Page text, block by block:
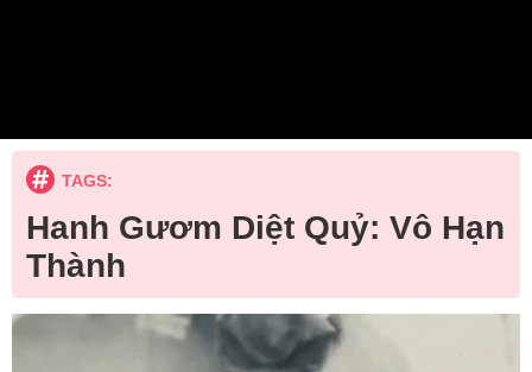
TAGS:
Hanh Gươm Diệt Quỷ: Vô Hạn
Thành